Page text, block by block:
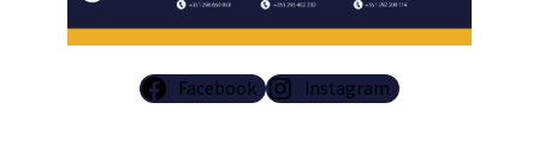
Facebook Instagram